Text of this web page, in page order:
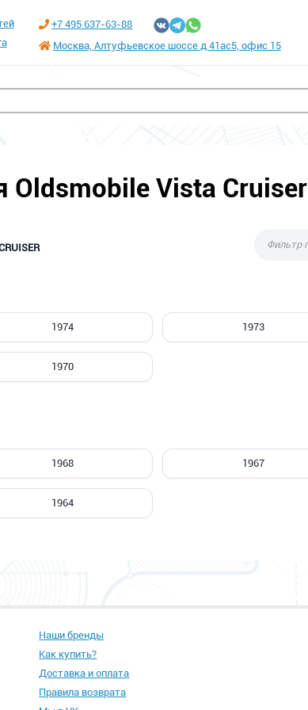
+7 495 637-63-88
Москва, Алтуфьевское шоссе д 41ас5, офис 15
Oldsmobile Vista Cruiser
1974 1973
1970
1968 1967
1964
Наши бренды
Как купить?
Доставка и оплата
Правила возврата